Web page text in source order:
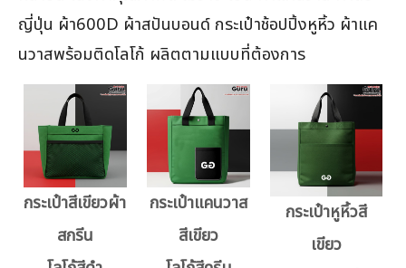
ญี่ปุ่น ผ้า600D ผ้าสปันบอนด์ กระเป๋าช้อปปิ้งหูหิ้ว ผ้าแค
นวาสพร้อมติดโลโก้ ผลิตตามแบบที่ต้องการ
กระเป๋าสีเขียวผ้า
สกรีน
กระเป๋าแคนวาส
สีเขียว
กระเป๋าหูหิ้วสี
เขียว